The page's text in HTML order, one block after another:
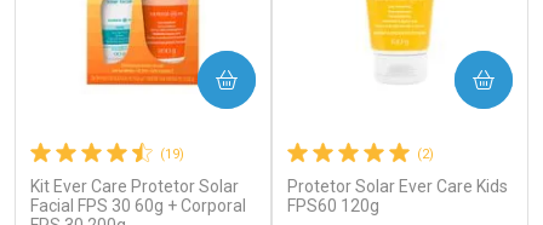
(19)
Kit Ever Care Protetor Solar
Facial FPS 30 60g + Corporal
COMPRAR
(2)
Protetor Solar Ever Care Kids
FPS60 120g
COMPRAR